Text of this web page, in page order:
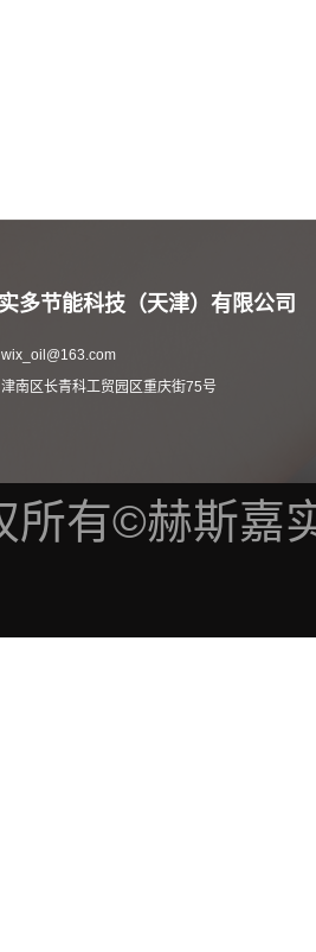
多节能科技（天津）有限公司
南区长青科工贸园区重庆街75号
所有©赫斯嘉